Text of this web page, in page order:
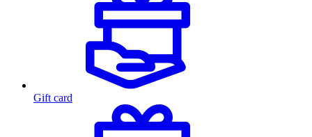
Gift card